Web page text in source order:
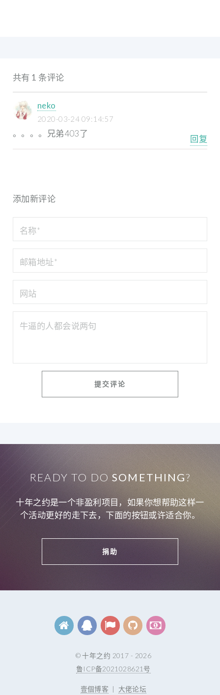
共有 1 条评论
neko
2020-03-24 09:14:57
。。。。兄弟403了
回复
添加新评论
READY TO DOSOMETHING?
十年之约是一个非盈利项目，如果你想帮助这样一
个活动更好的走下去，下面的按钮或许适合你。
捐助
© 十年之约 2017 - 2026
鲁ICP备2021028621号
壹個博客 | 大佬论坛